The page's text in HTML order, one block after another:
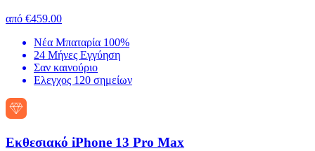
από €459.00
Νέα Μπαταρία 100%
24 Μήνες Εγγύηση
Σαν καινούριο
Ελεγχος 120 σημείων
Εκθεσιακό iPhone 13 Pro Max